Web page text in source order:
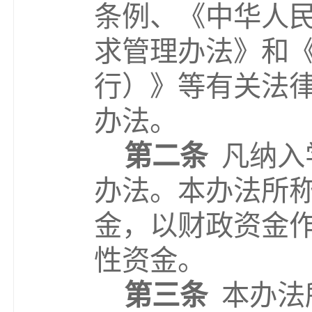
条例、《中华人
求管理办法》和
行）》等有关法
办法。
第二条 凡纳
办法。本办法所
金，以财政资金
性资金。
第三条 本办